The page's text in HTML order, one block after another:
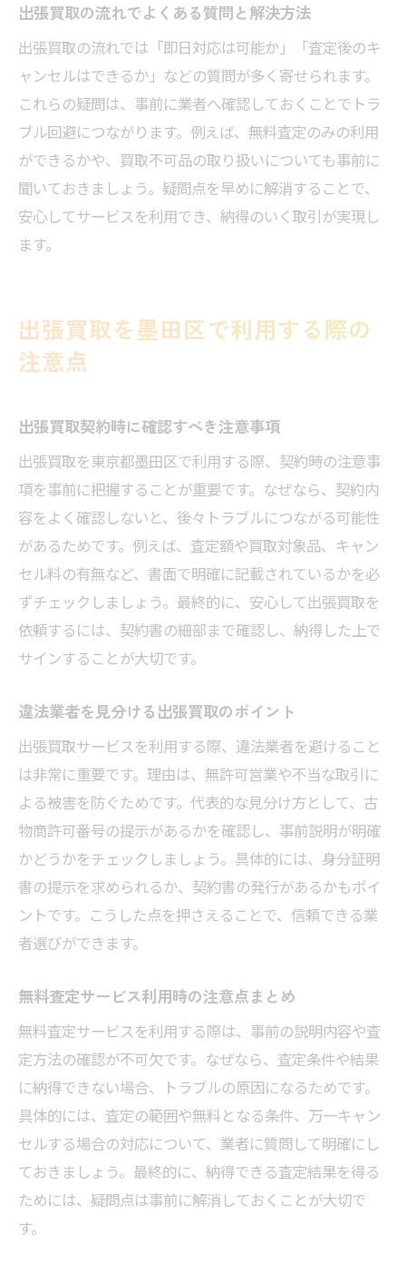
出張買取の流れでよくある質問と解決方法
出張買取の流れでは「即日対応は可能か」「査定後のキ
ャンセルはできるか」などの質問が多く寄せられます。
これらの疑問は、事前に業者へ確認しておくことでトラ
ブル回避につながります。例えば、無料査定のみの利用
ができるかや、買取不可品の取り扱いについても事前に
聞いておきましょう。疑問点を早めに解消することで、
安心してサービスを利用でき、納得のいく取引が実現し
ます。
出張買取を墨田区で利用する際の
注意点
出張買取契約時に確認すべき注意事項
出張買取を東京都墨田区で利用する際、契約時の注意事
項を事前に把握することが重要です。なぜなら、契約内
容をよく確認しないと、後々トラブルにつながる可能性
があるためです。例えば、査定額や買取対象品、キャン
セル料の有無など、書面で明確に記載されているかを必
ずチェックしましょう。最終的に、安心して出張買取を
依頼するには、契約書の細部まで確認し、納得した上で
サインすることが大切です。
違法業者を見分ける出張買取のポイント
出張買取サービスを利用する際、違法業者を避けること
は非常に重要です。理由は、無許可営業や不当な取引に
よる被害を防ぐためです。代表的な見分け方として、古
物商許可番号の提示があるかを確認し、事前説明が明確
かどうかをチェックしましょう。具体的には、身分証明
書の提示を求められるか、契約書の発行があるかもポイ
ントです。こうした点を押さえることで、信頼できる業
者選びができます。
無料査定サービス利用時の注意点まとめ
無料査定サービスを利用する際は、事前の説明内容や査
定方法の確認が不可欠です。なぜなら、査定条件や結果
に納得できない場合、トラブルの原因になるためです。
具体的には、査定の範囲や無料となる条件、万一キャン
セルする場合の対応について、業者に質問して明確にし
ておきましょう。最終的に、納得できる査定結果を得る
ためには、疑問点は事前に解消しておくことが大切で
す。